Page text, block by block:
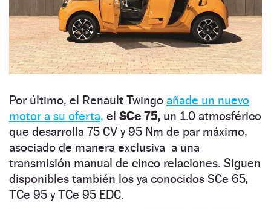
Por último, el Renault Twingo añade un nuevo
motor a su oferta, el SCe 75, un 1.0 atmosférico
que desarrolla 75 CV y 95 Nm de par máximo,
asociado de manera exclusiva a una
transmisión manual de cinco relaciones. Siguen
disponibles también los ya conocidos SCe 65,
TCe 95 y TCe 95 EDC.